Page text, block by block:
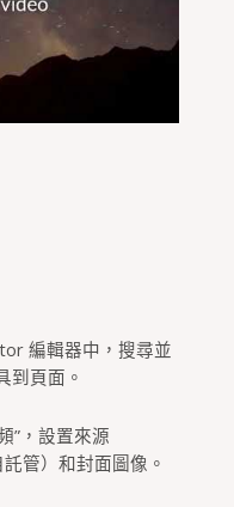
編輯器中，搜尋並
到頁面。
”，設置來源
託管）和封面圖像。